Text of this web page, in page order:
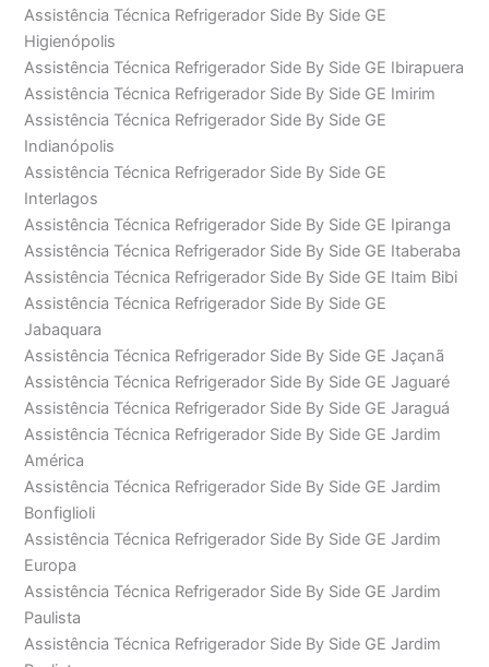
Assistência Técnica Refrigerador Side By Side GE
Higienópolis
Assistência Técnica Refrigerador Side By Side GE Ibirapuera
Assistência Técnica Refrigerador Side By Side GE Imirim
Assistência Técnica Refrigerador Side By Side GE
Indianópolis
Assistência Técnica Refrigerador Side By Side GE
Interlagos
Assistência Técnica Refrigerador Side By Side GE Ipiranga
Assistência Técnica Refrigerador Side By Side GE Itaberaba
Assistência Técnica Refrigerador Side By Side GE Itaim Bibi
Assistência Técnica Refrigerador Side By Side GE
Jabaquara
Assistência Técnica Refrigerador Side By Side GE Jaçanã
Assistência Técnica Refrigerador Side By Side GE Jaguaré
Assistência Técnica Refrigerador Side By Side GE Jaraguá
Assistência Técnica Refrigerador Side By Side GE Jardim
América
Assistência Técnica Refrigerador Side By Side GE Jardim
Bonfiglioli
Assistência Técnica Refrigerador Side By Side GE Jardim
Europa
Assistência Técnica Refrigerador Side By Side GE Jardim
Paulista
Assistência Técnica Refrigerador Side By Side GE Jardim